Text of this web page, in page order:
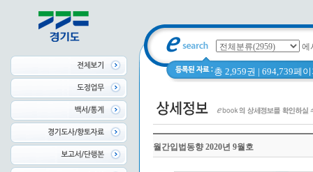
에
총 2,959권 | 694,739페
월간입법동향 2020년 9월호